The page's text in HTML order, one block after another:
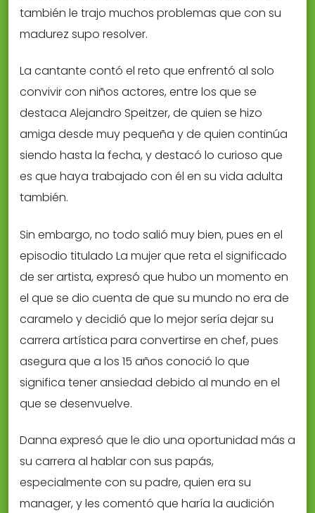
también le trajo muchos problemas que con su
madurez supo resolver.
La cantante contó el reto que enfrentó al solo
convivir con niños actores, entre los que se
destaca Alejandro Speitzer, de quien se hizo
amiga desde muy pequeña y de quien continúa
siendo hasta la fecha, y destacó lo curioso que
es que haya trabajado con él en su vida adulta
también.
Sin embargo, no todo salió muy bien, pues en el
episodio titulado La mujer que reta el significado
de ser artista, expresó que hubo un momento en
el que se dio cuenta de que su mundo no era de
caramelo y decidió que lo mejor sería dejar su
carrera artística para convertirse en chef, pues
asegura que a los 15 años conoció lo que
significa tener ansiedad debido al mundo en el
que se desenvuelve.
Danna expresó que le dio una oportunidad más a
su carrera al hablar con sus papás,
especialmente con su padre, quien era su
manager, y les comentó que haría la audición